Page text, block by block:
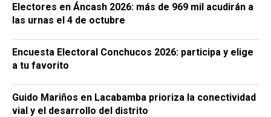
Electores en Áncash 2026: más de 969 mil acudirán a
las urnas el 4 de octubre
Encuesta Electoral Conchucos 2026: participa y elige
a tu favorito
Guido Mariños en Lacabamba prioriza la conectividad
vial y el desarrollo del distrito